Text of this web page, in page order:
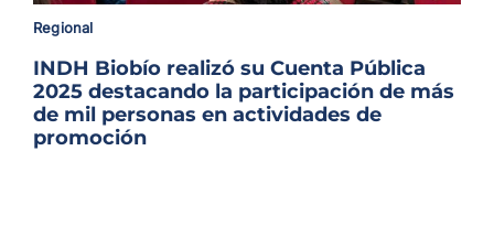
Regional
INDH Biobío realizó su Cuenta Pública
2025 destacando la participación de más
de mil personas en actividades de
promoción